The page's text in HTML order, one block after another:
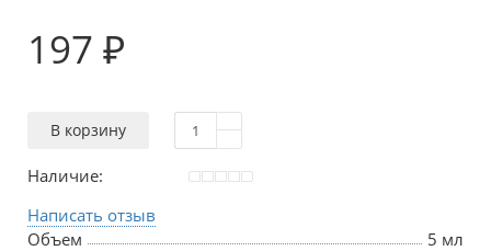
197 ₽
В корзину
Наличие:
Написать отзыв
Объем
5 мл